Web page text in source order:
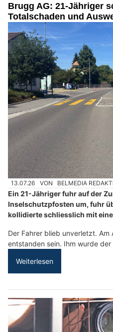
Brugg AG: 21-Jähriger
Totalschaden und
13.07.26 VON BELMEDIA
Ein 21-Jähriger fuhr auf der
Inselschutzpfosten um, fuhr
kollidierte schliesslich mit
Der Fahrer blieb unverletzt.
entstanden sein. Ihm wurde
Weiterlesen